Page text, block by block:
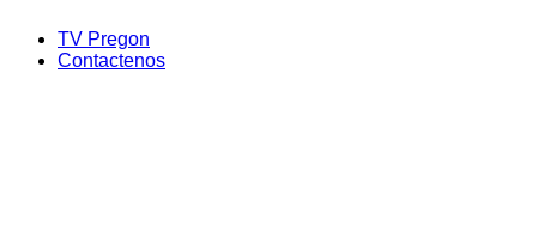
TV Pregon
Contactenos